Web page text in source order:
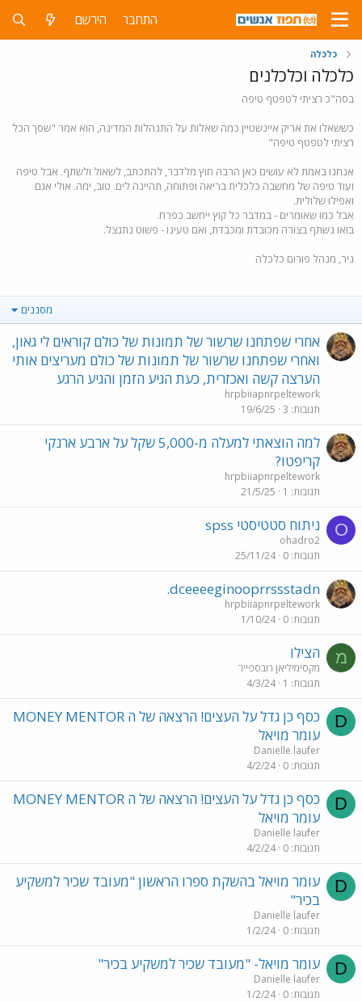
התחבר הירשם
כלכלה
כלכלה וכלכלנים
בסה"כ רציתי לטפטף טיפה
כששאלו את אריק איינשטיין כמה שאלות על התנהלות המדינה, הוא אמר "שסך הכל
רציתי לטפטף טיפה"
אנחנו באמת לא עושים כאן הרבה חוץ מלדבר, להתכתב, לשאול ולשתף. אבל טיפה
ועוד טיפה של מחשבה כלכלית בריאה ופתוחה, תהיינה לים. טוב, ימה. אולי אגם
ואפילו שלולית.
אבל כמו שאומרים - במדבר כל קוץ ייחשב כפרח.
בואו נשתף בצורה מכובדת ומכבדת, ואם טעינו - פשוט נתנצל.
ניר, מנהל פורום כלכלה
מסננים
אחרי שפתחנו שרשור של תמונות של כולם קוראים לי גאון,
ואחרי שפתחנו שרשור של תמונות של כולם מעריצים אותי
הערצה קשה ואכזרית, כעת הגיע הזמן והגיע הרגע
hrpbiiapnrpeltework
תגובות 3
19/6/25
למה הוצאתי למעלה מ-5,000 שקל על ארבע ארנקי
קריפטו?
hrpbiiapnrpeltework
תגובות 1
21/5/25
O ניתוח סטטיסטי spss
ohadro2
תגובות 0
25/11/24
dceeeeginooprrssstadn.
hrpbiiapnrpeltework
תגובות 0
1/10/24
מ הצילו
מקסימיליאן רובספייר
תגובות 1
4/3/24
D
כסף כן גדל על העצים! הרצאה של ה MONEY MENTOR
עומר מויאל
Danielle laufer
תגובות 0
4/2/24
D
כסף כן גדל על העצים! הרצאה של ה MONEY MENTOR
עומר מויאל
Danielle laufer
תגובות 0
4/2/24
D
עומר מויאל בהשקת ספרו הראשון "מעובד שכיר למשקיע
בכיר"
Danielle laufer
תגובות 0
1/2/24
D עומר מויאל- "מעובד שכיר למשקיע בכיר"
Danielle laufer
תגובות 0
1/2/24